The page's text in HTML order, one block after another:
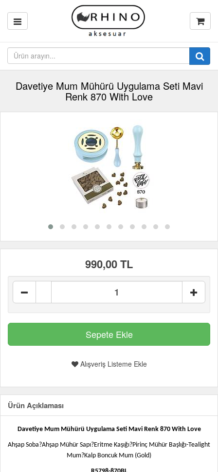
Davetiye Mum Mühürü Uygulama Seti Mavi
Renk 870 With Love
990,00 TL
Alışveriş Listeme Ekle
Ürün Açıklaması
Davetiye Mum Mühürü Uygulama Seti Mavi Renk 870 With Love
Ahşap Soba?Ahşap Mühür Sapı?Eritme Kaşığı?Pirinç Mühür Başlığı-Tealight
Mum?Kalp Boncuk Mum (Gold)